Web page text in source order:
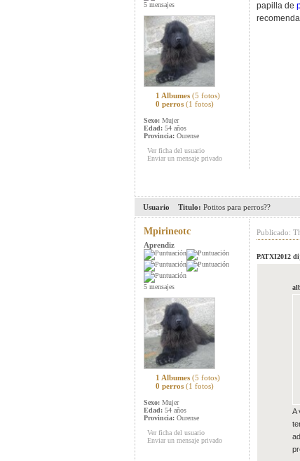
5 mensajes
1 Albumes (5 fotos)
0 perros (1 fotos)
Sexo: Mujer
Edad: 54 años
Provincia: Ourense
Ver ficha del usuario
Enviar un mensaje privado
papilla de
Usuario Titulo: Potitos para perros??
Mpirineotc
Aprendiz
5 mensajes
1 Albumes (5 fotos)
0 perros (1 fotos)
Sexo: Mujer
Edad: 54 años
Provincia: Ourense
Ver ficha del usuario
Enviar un mensaje privado
Publicado:
PATXI2012
A